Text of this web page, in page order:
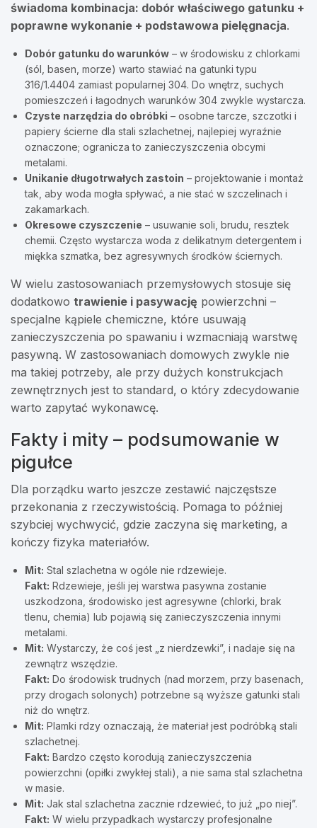
świadoma kombinacja: dobór właściwego gatunku +
poprawne wykonanie + podstawowa pielęgnacja.
Dobór gatunku do warunków – w środowisku z chlorkami
(sól, basen, morze) warto stawiać na gatunki typu
316/1.4404 zamiast popularnej 304. Do wnętrz, suchych
pomieszczeń i łagodnych warunków 304 zwykle wystarcza.
Czyste narzędzia do obróbki – osobne tarcze, szczotki i
papiery ścierne dla stali szlachetnej, najlepiej wyraźnie
oznaczone; ogranicza to zanieczyszczenia obcymi
metalami.
Unikanie długotrwałych zastoin – projektowanie i montaż
tak, aby woda mogła spływać, a nie stać w szczelinach i
zakamarkach.
Okresowe czyszczenie – usuwanie soli, brudu, resztek
chemii. Często wystarcza woda z delikatnym detergentem i
miękka szmatka, bez agresywnych środków ściernych.
W wielu zastosowaniach przemysłowych stosuje się
dodatkowo trawienie i pasywację powierzchni –
specjalne kąpiele chemiczne, które usuwają
zanieczyszczenia po spawaniu i wzmacniają warstwę
pasywną. W zastosowaniach domowych zwykle nie
ma takiej potrzeby, ale przy dużych konstrukcjach
zewnętrznych jest to standard, o który zdecydowanie
warto zapytać wykonawcę.
Fakty i mity – podsumowanie w
pigułce
Dla porządku warto jeszcze zestawić najczęstsze
przekonania z rzeczywistością. Pomaga to później
szybciej wychwycić, gdzie zaczyna się marketing, a
kończy fizyka materiałów.
Mit: Stal szlachetna w ogóle nie rdzewieje.
Fakt: Rdzewieje, jeśli jej warstwa pasywna zostanie
uszkodzona, środowisko jest agresywne (chlorki, brak
tlenu, chemia) lub pojawią się zanieczyszczenia innymi
metalami.
Mit: Wystarczy, że coś jest „z nierdzewki”, i nadaje się na
zewnątrz wszędzie.
Fakt: Do środowisk trudnych (nad morzem, przy basenach,
przy drogach solonych) potrzebne są wyższe gatunki stali
niż do wnętrz.
Mit: Plamki rdzy oznaczają, że materiał jest podróbką stali
szlachetnej.
Fakt: Bardzo często korodują zanieczyszczenia
powierzchni (opiłki zwykłej stali), a nie sama stal szlachetna
w masie.
Mit: Jak stal szlachetna zacznie rdzewieć, to już „po niej”.
Fakt: W wielu przypadkach wystarczy profesjonalne